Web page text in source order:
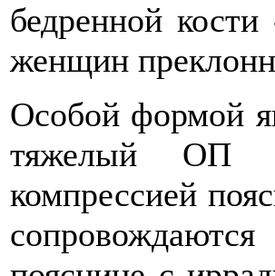
бедренной
женщин
Особой формой
тяжелый ОП
компрессией